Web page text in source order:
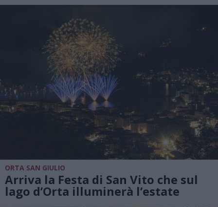
ORTA SAN GIULIO
Arriva la Festa di San Vito che sul
lago d’Orta illuminerà l’estate